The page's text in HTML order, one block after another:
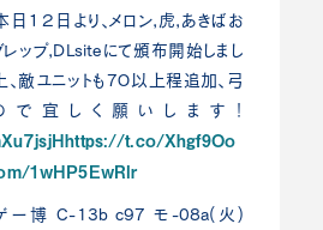
１２日より、メロン,虎,あきばお
ップ,DLsiteにて頒布開始しまし
敵ユニットも7０以上程追加、弓
で宜しく願いします！
https://t.co/Xhgf9Oo
1wHP5EwRlr
ー博 C-13b c97 モ-08a(火)